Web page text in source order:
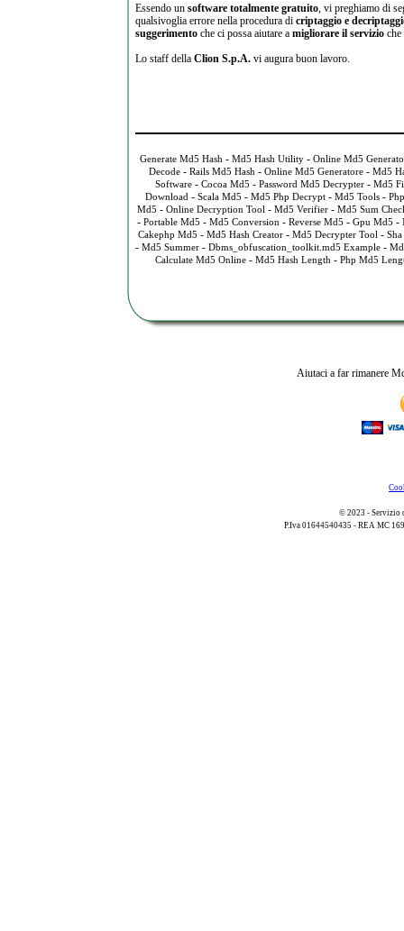
Essendo un software totalmente gratuito, vi preghiamo di
qualsivoglia errore nella procedura di criptaggio e
suggerimentoche ci possa aiutare a migliorare il servizioche
Lo staff della Clion S.p.A.vi augura buon lavoro.
Generate Md5 Hash - Md5 Hash Utility - Online Md5
Decode - Rails Md5 Hash - Online Md5 Generatore - Md5
Software- Cocoa Md5 - Password Md5 Decrypter- Md5
Download - Scala Md5 - Md5 Php Decrypt - Md5 Tools -
Md5 - Online Decryption Tool - Md5 Verifier - Md5 Sum
- Portable Md5 - Md5 Conversion - Reverse Md5 - Gpu Md5 -
Cakephp Md5 - Md5 Hash Creator- Md5 Decrypter Tool -
- Md5 Summer- Dbms_obfuscation_toolkit.md5 Example-
Calculate Md5 Online - Md5 Hash Length - Php Md5
Aiutaci a far rimanere
© 2023 - Servizio
P.Iva 01644540435 - REA MC